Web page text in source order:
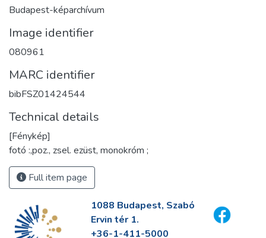
Budapest-képarchívum
Image identifier
080961
MARC identifier
bibFSZ01424544
Technical details
[Fénykép]
fotó :,poz., zsel. ezüst, monokróm ;
Full item page
1088 Budapest, Szabó
Ervin tér 1.
+36-1-411-5000